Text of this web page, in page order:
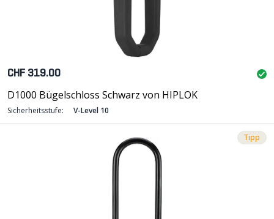
CHF 319.00
D1000 Bügelschloss Schwarz von HIPLOK
Sicherheitsstufe: V-Level 10
Tipp